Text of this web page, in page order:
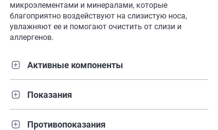
микроэлементами и минералами, которые
благоприятно воздействуют на слизистую носа,
увлажняют ее и помогают очистить от слизи и
аллергенов.
Активные компоненты
Показания
Противопоказания